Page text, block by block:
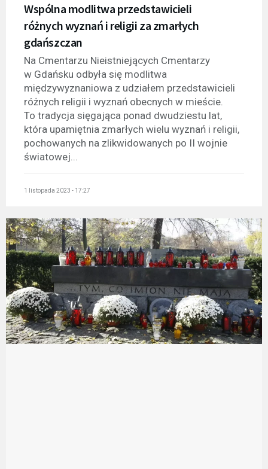
Wspólna modlitwa przedstawicieli
różnych wyznań i religii za zmarłych
gdańszczan
Na Cmentarzu Nieistniejących Cmentarzy
w Gdańsku odbyła się modlitwa
międzywyznaniowa z udziałem przedstawicieli
różnych religii i wyznań obecnych w mieście.
To tradycja sięgająca ponad dwudziestu lat,
która upamiętnia zmarłych wielu wyznań i religii,
pochowanych na zlikwidowanych po II wojnie
światowej...
1 listopada 2023 - 17:27